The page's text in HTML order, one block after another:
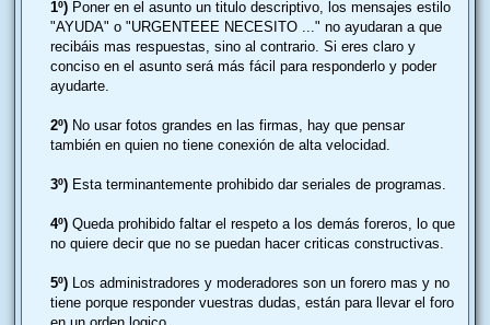
j
e
1º) Poner en el asunto un titulo descriptivo, los mensajes estilo
"AYUDA" o "URGENTEEE NECESITO ..." no ayudaran a que
recibáis mas respuestas, sino al contrario. Si eres claro y
conciso en el asunto será más fácil para responderlo y poder
ayudarte.
2º) No usar fotos grandes en las firmas, hay que pensar
también en quien no tiene conexión de alta velocidad.
3º) Esta terminantemente prohibido dar seriales de programas.
4º) Queda prohibido faltar el respeto a los demás foreros, lo que
no quiere decir que no se puedan hacer criticas constructivas.
5º) Los administradores y moderadores son un forero mas y no
tiene porque responder vuestras dudas, están para llevar el foro